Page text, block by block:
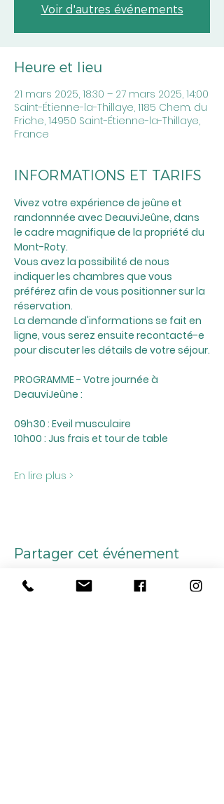
Voir d'autres événements
Heure et lieu
21 mars 2025, 18:30 – 27 mars 2025, 14:00
Saint-Étienne-la-Thillaye, 1185 Chem. du
Friche, 14950 Saint-Étienne-la-Thillaye,
France
INFORMATIONS ET TARIFS
Vivez votre expérience de jeûne et
randonnnée avec DeauviJeûne, dans
le cadre magnifique de la propriété du
Mont-Roty.
Vous avez la possibilité de nous
indiquer les chambres que vous
préférez afin de vous positionner sur la
réservation.
La demande d'informations se fait en
ligne, vous serez ensuite recontacté-e
pour discuter les détails de votre séjour.
PROGRAMME - Votre journée à
DeauviJeûne :
09h30 : Eveil musculaire
10h00 : Jus frais et tour de table
En lire plus >
Partager cet événement